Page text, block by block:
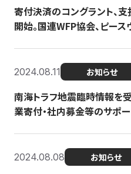
寄付決済のコングラント、
開始。国連WFP協会、ピース
2024.08.11 お知らせ
南海トラフ地震臨時情報を
業寄付・社内募金等のサポ
2024.08.08 お知らせ